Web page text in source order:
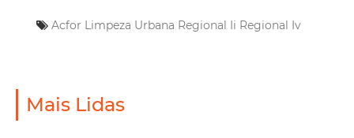
Acfor Limpeza Urbana Regional Ii Regional Iv
Mais Lidas